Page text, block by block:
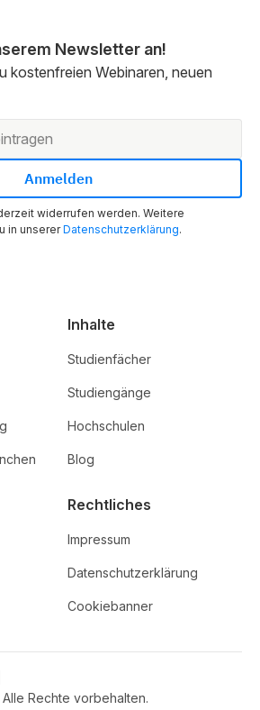
Newsletter an!
kostenfreien Webinaren, neuen
widerrufen werden. Weitere
in unsererDatenschutzerklärung.
Inhalte
Studienfächer
Studiengänge
Hochschulen
Blog
Rechtliches
Impressum
Datenschutzerklärung
Cookiebanner
Rechte vorbehalten.